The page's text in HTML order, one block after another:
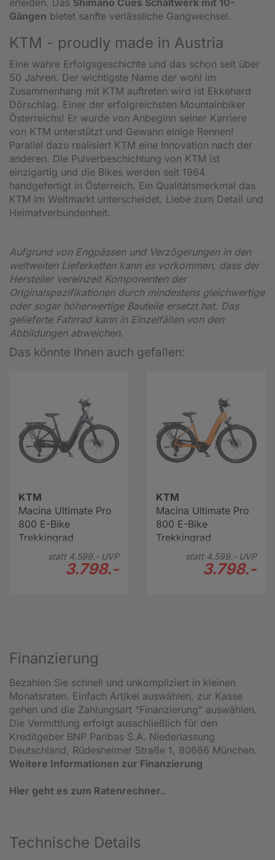
erleiden. Das Shimano Cues Schaltwerk mit 10-
Gängen bietet sanfte verlässliche Gangwechsel.
KTM - proudly made in Austria
Eine wahre Erfolgsgeschichte und das schon seit über
50 Jahren. Der wichtigste Name der wohl im
Zusammenhang mit KTM auftreten wird ist Ekkehard
Dörschlag. Einer der erfolgreichsten Mountainbiker
Österreichs! Er wurde von Anbeginn seiner Karriere
von KTM unterstützt und Gewann einige Rennen!
Parallel dazu realisiert KTM eine Innovation nach der
anderen. Die Pulverbeschichtung von KTM ist
einzigartig und die Bikes werden seit 1964
handgefertigt in Österreich. Ein Qualitätsmerkmal das
KTM im Weltmarkt unterscheidet. Liebe zum Detail und
Heimatverbundenheit.
Aufgrund von Engpässen und Verzögerungen in den
weltweiten Lieferketten kann es vorkommen, dass der
Hersteller vereinzelt Komponenten der
Originalspezifikationen durch mindestens gleichwertige
oder sogar höherwertige Bauteile ersetzt hat. Das
gelieferte Fahrrad kann in Einzelfällen von den
Abbildungen abweichen.
Das könnte Ihnen auch gefallen:
KTM
Macina Ultimate Pro
800 E-Bike
Trekkingrad
Tiefeinsteiger 28"
statt 4.599.-UVP
3.798.-
KTM
Macina Ultimate Pro
800 E-Bike
Trekkingrad
Tiefeinsteiger 28"
statt 4.599.-UVP
3.798.-
Finanzierung
Bezahlen Sie schnell und unkompliziert in kleinen
Monatsraten. Einfach Artikel auswählen, zur Kasse
gehen und die Zahlungsart "Finanzierung" auswählen.
Die Vermittlung erfolgt ausschließlich für den
Kreditgeber BNP Paribas S.A. Niederlassung
Deutschland, Rüdesheimer Straße 1, 80686 München.
Weitere Informationen zur Finanzierung
Hier geht es zum Ratenrechner..
Technische Details